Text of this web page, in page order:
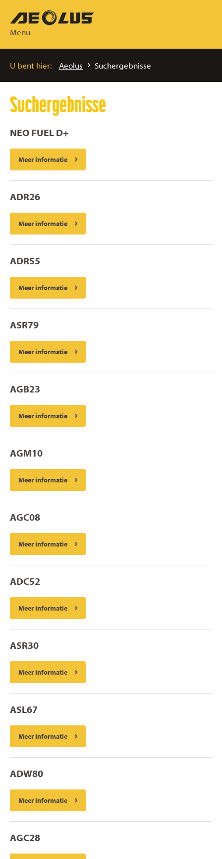
Menu
U bent hier: Aeolus Suchergebnisse
Suchergebnisse
NEO FUEL D+
Meer informatie
ADR26
Meer informatie
ADR55
Meer informatie
ASR79
Meer informatie
AGB23
Meer informatie
AGM10
Meer informatie
AGC08
Meer informatie
ADC52
Meer informatie
ASR30
Meer informatie
ASL67
Meer informatie
ADW80
Meer informatie
AGC28